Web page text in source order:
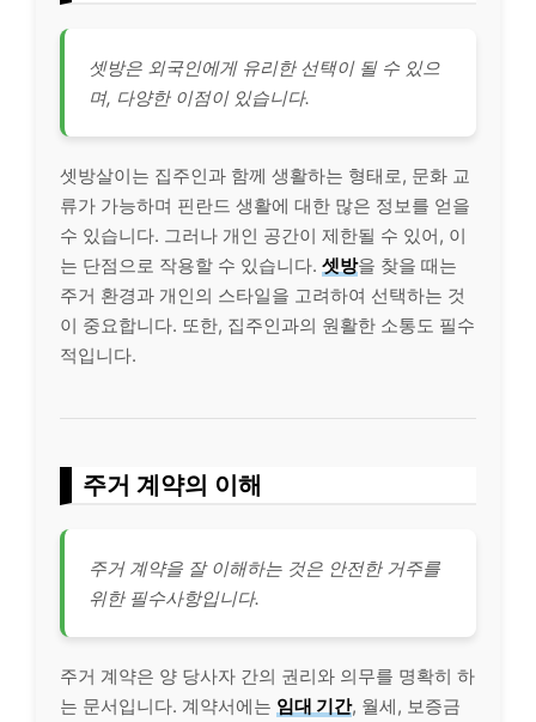
셋방은 외국인에게 유리한 선택이 될 수 있으
며, 다양한 이점이 있습니다.
셋방살이는 집주인과 함께 생활하는 형태로, 문화 교
류가 가능하며 핀란드 생활에 대한 많은 정보를 얻을
수 있습니다. 그러나 개인 공간이 제한될 수 있어, 이
는 단점으로 작용할 수 있습니다. 셋방을 찾을 때는
주거 환경과 개인의 스타일을 고려하여 선택하는 것
이 중요합니다. 또한, 집주인과의 원활한 소통도 필수
적입니다.
주거 계약의 이해
주거 계약을 잘 이해하는 것은 안전한 거주를
위한 필수사항입니다.
주거 계약은 양 당사자 간의 권리와 의무를 명확히 하
는 문서입니다. 계약서에는 임대 기간, 월세, 보증금